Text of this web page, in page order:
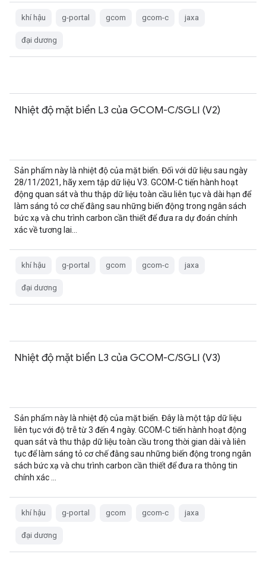
khí hậu g-portal gcom gcom-c jaxa
đại dương
Nhiệt độ mặt biển L3 của GCOM-C/SGLI (V2)
Sản phẩm này là nhiệt độ của mặt biển. Đối với dữ liệu sau ngày
28/11/2021, hãy xem tập dữ liệu V3. GCOM-C tiến hành hoạt
động quan sát và thu thập dữ liệu toàn cầu liên tục và dài hạn để
làm sáng tỏ cơ chế đằng sau những biến động trong ngân sách
bức xạ và chu trình carbon cần thiết để đưa ra dự đoán chính
xác về tương lai…
khí hậu g-portal gcom gcom-c jaxa
đại dương
Nhiệt độ mặt biển L3 của GCOM-C/SGLI (V3)
Sản phẩm này là nhiệt độ của mặt biển. Đây là một tập dữ liệu
liên tục với độ trễ từ 3 đến 4 ngày. GCOM-C tiến hành hoạt động
quan sát và thu thập dữ liệu toàn cầu trong thời gian dài và liên
tục để làm sáng tỏ cơ chế đằng sau những biến động trong ngân
sách bức xạ và chu trình carbon cần thiết để đưa ra thông tin
chính xác …
khí hậu g-portal gcom gcom-c jaxa
đại dương